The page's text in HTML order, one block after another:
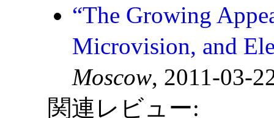
“The Growing
Microvision, and
Moscow, 2011-03-
関連レビュー: